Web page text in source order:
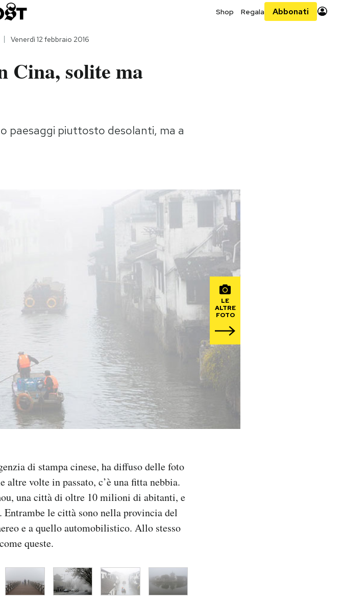
Shop Regala Abbonati
Venerdì 12 febbraio 2016
Cina, solite ma
paesaggi piuttosto desolanti, ma a
LE
ALTRE
FOTO
di stampa cinese, ha diffuso delle foto
volte in passato, c’è una fitta nebbia.
una città di oltre 10 milioni di abitanti, e
le città sono nella provincia del
e a quello automobilistico. Allo stesso
queste.